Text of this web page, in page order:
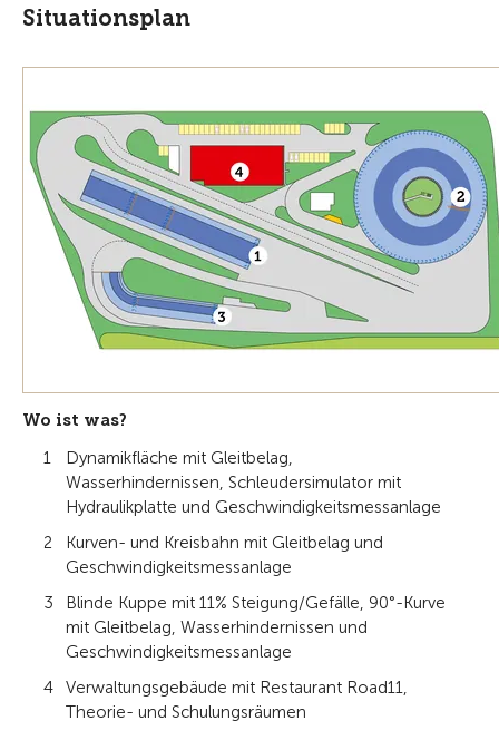
Situationsplan
Wo ist was?
Dynamikfläche mit Gleitbelag,
Wasserhindernissen, Schleudersimulator mit
Hydraulikplatte und Geschwindigkeitsmessanlage
Kurven- und Kreisbahn mit Gleitbelag und
Geschwindigkeitsmessanlage
Blinde Kuppe mit 11% Steigung/Gefälle, 90°-Kurve
mit Gleitbelag, Wasserhindernissen und
Geschwindigkeitsmessanlage
Verwaltungsgebäude mit Restaurant Road11,
Theorie- und Schulungsräumen